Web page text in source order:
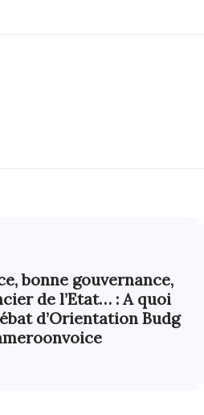
bonne gouvernance,
de l’Etat… : A quoi
d’Orientation Budg